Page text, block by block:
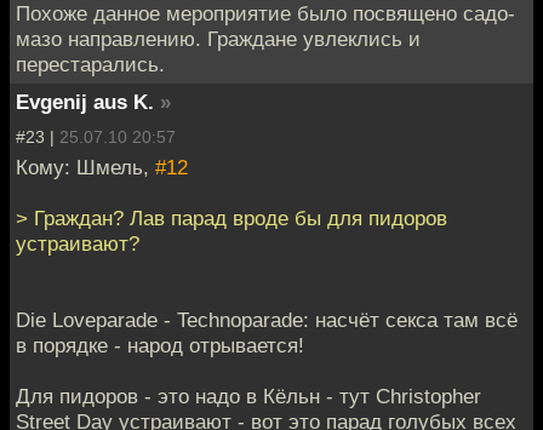
Похоже данное мероприятие было посвящено садо-
мазо направлению. Граждане увлеклись и
перестарались.
Evgenij aus K. »
#23 | 25.07.10 20:57
Кому: Шмель, #12
> Граждан? Лав парад вроде бы для пидоров
устраивают?
Die Loveparade - Technoparade: насчёт секса там всё
в порядке - народ отрывается!
Для пидоров - это надо в Кёльн - тут Christopher
Street Day устраивают - вот это парад голубых всех